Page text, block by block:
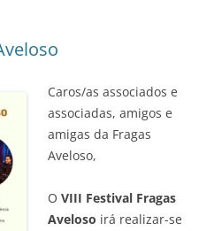
Caros/as associados e
associadas, amigos e
amigas da Fragas
Aveloso,
O VIII Festival Fragas
Aveloso irá realizar-se